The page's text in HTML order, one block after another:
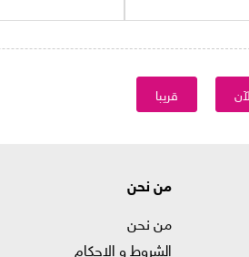
قريبا
من نحن
من نحن
الشروط و الاحكام